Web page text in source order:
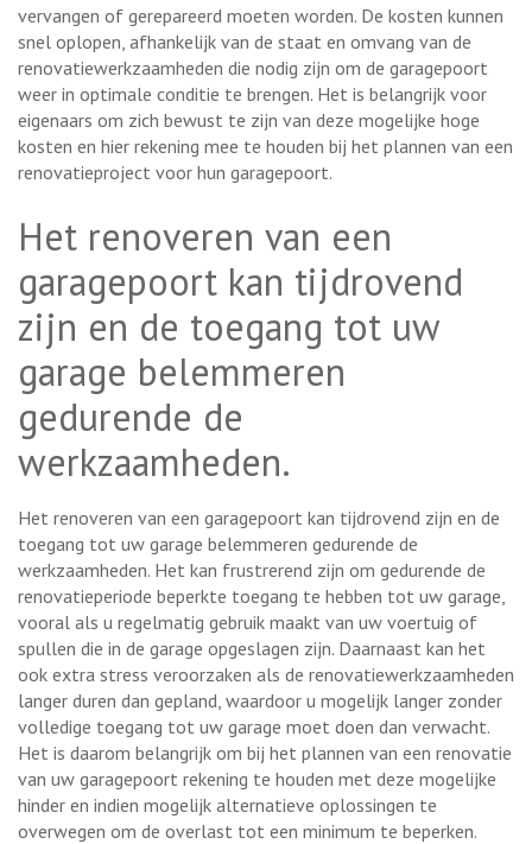
vervangen of gerepareerd moeten worden. De kosten kunnen
snel oplopen, afhankelijk van de staat en omvang van de
renovatiewerkzaamheden die nodig zijn om de garagepoort
weer in optimale conditie te brengen. Het is belangrijk voor
eigenaars om zich bewust te zijn van deze mogelijke hoge
kosten en hier rekening mee te houden bij het plannen van een
renovatieproject voor hun garagepoort.
Het renoveren van een
garagepoort kan tijdrovend
zijn en de toegang tot uw
garage belemmeren
gedurende de
werkzaamheden.
Het renoveren van een garagepoort kan tijdrovend zijn en de
toegang tot uw garage belemmeren gedurende de
werkzaamheden. Het kan frustrerend zijn om gedurende de
renovatieperiode beperkte toegang te hebben tot uw garage,
vooral als u regelmatig gebruik maakt van uw voertuig of
spullen die in de garage opgeslagen zijn. Daarnaast kan het
ook extra stress veroorzaken als de renovatiewerkzaamheden
langer duren dan gepland, waardoor u mogelijk langer zonder
volledige toegang tot uw garage moet doen dan verwacht.
Het is daarom belangrijk om bij het plannen van een renovatie
van uw garagepoort rekening te houden met deze mogelijke
hinder en indien mogelijk alternatieve oplossingen te
overwegen om de overlast tot een minimum te beperken.